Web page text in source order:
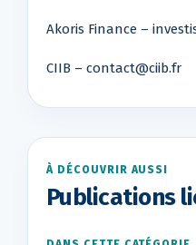
Akoris Finance –
CIIB – contact@ciib.fr
À DÉCOUVRIR AUSSI
Publications